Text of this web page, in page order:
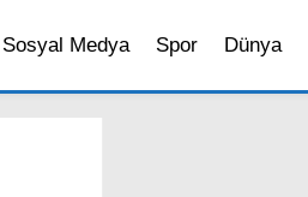
Sosyal Medya Spor Dünya